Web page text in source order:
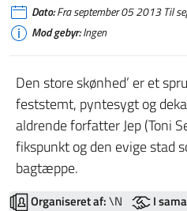
Dato:Fra september 05 2013 Til
Mod gebyr:Ingen
Den store skønhed’ er et
feststemt, pyntesygt og
aldrende forfatter Jep (Toni
fikspunkt og den evige stad
bagtæppe.
Organiseret af:\N I